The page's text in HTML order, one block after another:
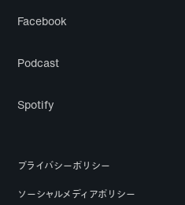
Facebook
Podcast
Spotify
プライバシーポリシー
ソーシャルメディアポリシー